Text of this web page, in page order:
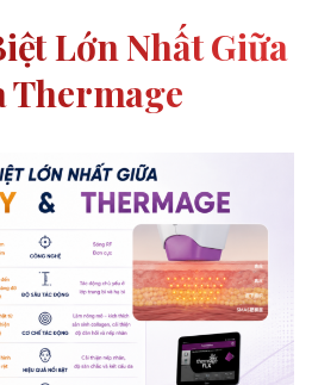
Lớn Nhất Giữa
Thermage